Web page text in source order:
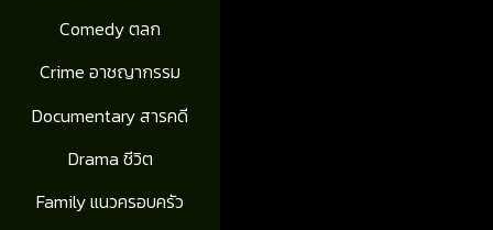
Comedy ตลก
Crime อาชญากรรม
Documentary สารคดี
Drama ชีวิต
Family แนวครอบครัว